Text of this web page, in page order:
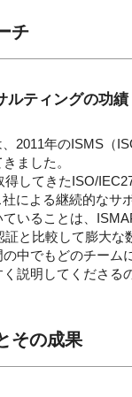
チ
ルティングの功績
2011年のISMS（
ました。
してきたISO/
による継続的なサ
いることは、
と比較して膨大
中でもどのチー
説明してくださる
その成果